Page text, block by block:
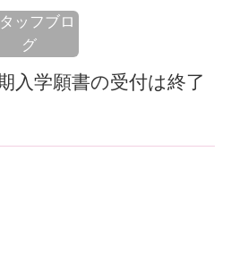
ッフブロ
グ
入学願書の受付は終了